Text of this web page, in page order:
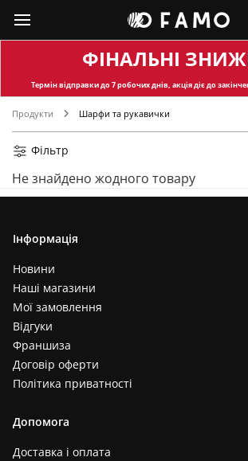
ФІНАЛЬНІ
Термін відправкидо 7 робочих днів, акція діє до
Продукти Шарфи та рукавички
Фільтр
Не знайдено жодного товару
Інформація
Новини
Наші магазини
Мої замовлення
Відгуки
Франшиза
Договір оферти
Політика приватності
Допомога
Доставка і оплата